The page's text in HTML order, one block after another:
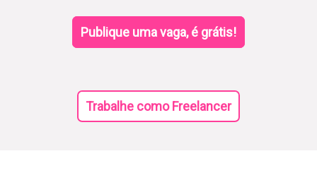
Publique uma vaga, é grátis!
Trabalhe como Freelancer